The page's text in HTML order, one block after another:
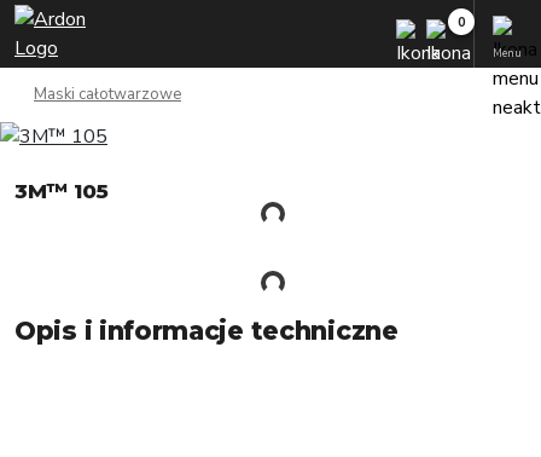
Menu
Maski całotwarzowe
3M™ 105
Opis i informacje techniczne